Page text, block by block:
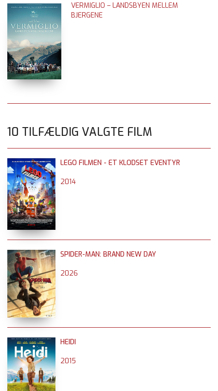
VERMIGLIO – LANDSBYEN MELLEM
BJERGENE
10 TILFÆLDIG VALGTE FILM
LEGO FILMEN - ET KLODSET EVENTYR
2014
SPIDER-MAN: BRAND NEW DAY
2026
HEIDI
2015